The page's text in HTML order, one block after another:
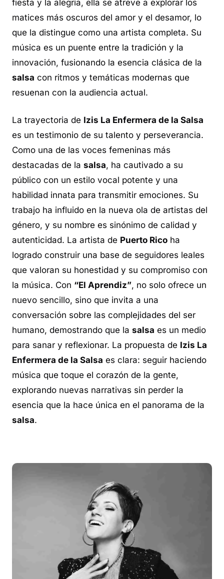
fiesta y la alegría, ella se atreve a explorar los
matices más oscuros del amor y el desamor, lo
que la distingue como una artista completa. Su
música es un puente entre la tradición y la
innovación, fusionando la esencia clásica de la
salsa con ritmos y temáticas modernas que
resuenan con la audiencia actual.
La trayectoria de Izis La Enfermera de la Salsa
es un testimonio de su talento y perseverancia.
Como una de las voces femeninas más
destacadas de la salsa, ha cautivado a su
público con un estilo vocal potente y una
habilidad innata para transmitir emociones. Su
trabajo ha influido en la nueva ola de artistas del
género, y su nombre es sinónimo de calidad y
autenticidad. La artista de Puerto Rico ha
logrado construir una base de seguidores leales
que valoran su honestidad y su compromiso con
la música. Con “El Aprendiz”, no solo ofrece un
nuevo sencillo, sino que invita a una
conversación sobre las complejidades del ser
humano, demostrando que la salsa es un medio
para sanar y reflexionar. La propuesta de Izis La
Enfermera de la Salsa es clara: seguir haciendo
música que toque el corazón de la gente,
explorando nuevas narrativas sin perder la
esencia que la hace única en el panorama de la
salsa.